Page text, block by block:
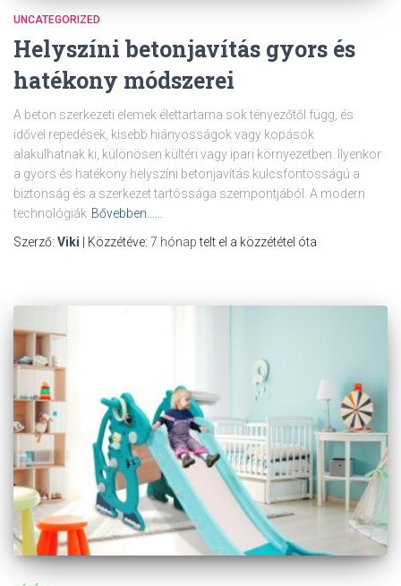
UNCATEGORIZED
Helyszíni betonjavítás gyors és
hatékony módszerei
A beton szerkezeti elemek élettartama sok tényezőtől függ, és
idővel repedések, kisebb hiányosságok vagy kopások
alakulhatnak ki, különösen kültéri vagy ipari környezetben. Ilyenkor
a gyors és hatékony helyszíni betonjavítás kulcsfontosságú a
biztonság és a szerkezet tartóssága szempontjából. A modern
technológiák Bővebben……
Szerző: Viki | Közzétéve: 7 hónaptelt el a közzététel óta